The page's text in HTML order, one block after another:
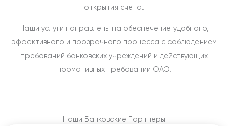
открытия счёта.
Наши услуги направлены на обеспечение удобного,
эффективного и прозрачного процесса с соблюдением
требований банковских учреждений и действующих
нормативных требований ОАЭ.
Наши Банковские Партнеры